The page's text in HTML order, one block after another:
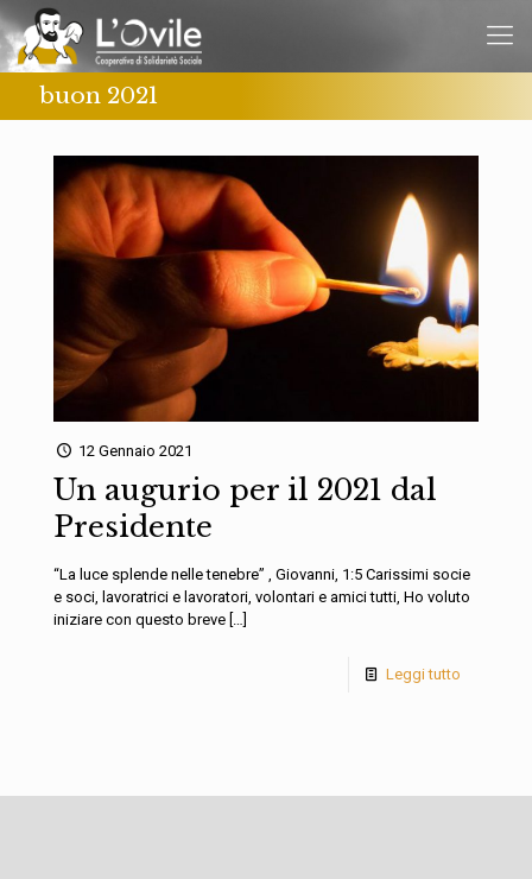
buon 2021
12 Gennaio 2021
Un augurio per il 2021 dal
Presidente
“La luce splende nelle tenebre” , Giovanni, 1:5 Carissimi socie
e soci, lavoratrici e lavoratori, volontari e amici tutti, Ho voluto
iniziare con questo breve
Leggi tutto